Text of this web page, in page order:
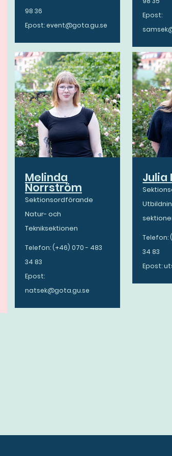
98 36
Epost: event@gota.gu.se
Epost:
Melinda
Norrström
Sektionsordförande
Natur- och
Tekniksektionen
Telefon: (+46) 070 - 483
34 83
Epost:
natsek@gota.gu.se
Julia
Telefon:
34 83
Epost: